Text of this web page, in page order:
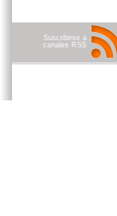
Suscribirse a
canales RSS